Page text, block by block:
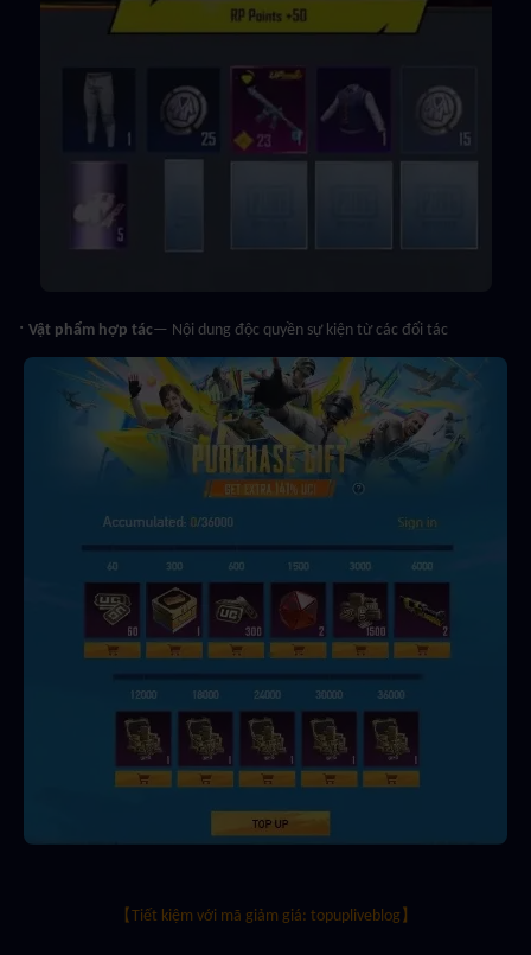
· Vật phẩm hợp tác— Nội dung độc quyền sự kiện từ các đối tác
【Tiết kiệm với mã giảm giá: topupliveblog】